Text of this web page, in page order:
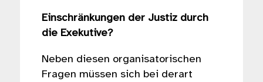
Einschränkungen der Justiz durch
die Exekutive?
Neben diesen organisatorischen
Fragen müssen sich bei derart